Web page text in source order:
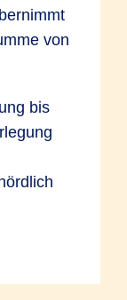
von
bis